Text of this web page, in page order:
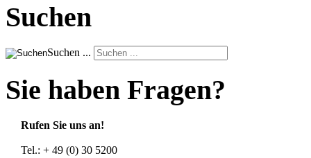
Suchen
Suchen ...
Sie haben Fragen?
Rufen Sie uns an!
Tel.: + 49 (0) 30 5200